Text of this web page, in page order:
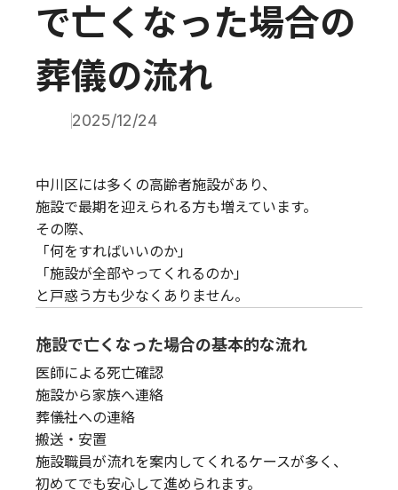
で亡くなった場合の
葬儀の流れ
2025/12/24
中川区には多くの高齢者施設があり、
施設で最期を迎えられる方も増えています。
その際、
「何をすればいいのか」
「施設が全部やってくれるのか」
と戸惑う方も少なくありません。
施設で亡くなった場合の基本的な流れ
医師による死亡確認
施設から家族へ連絡
葬儀社への連絡
搬送・安置
施設職員が流れを案内してくれるケースが多く、
初めてでも安心して進められます。